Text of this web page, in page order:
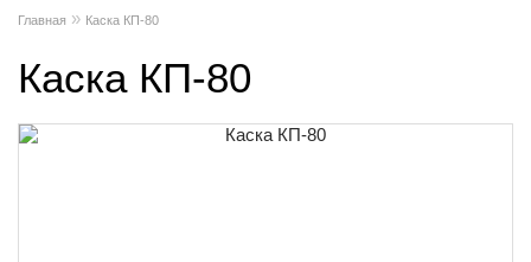
Главная » Каска КП-80
Каска КП-80